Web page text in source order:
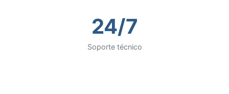
24/7
Soporte técnico